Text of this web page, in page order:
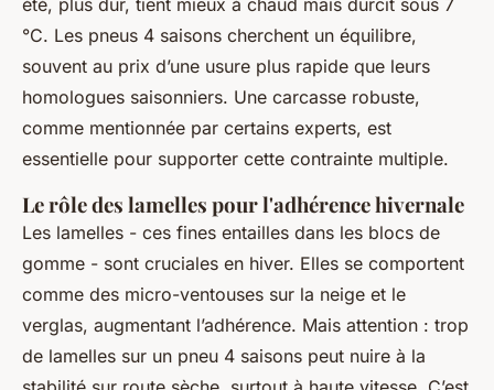
°C. Les pneus 4 saisons cherchent un équilibre,
souvent au prix d’une usure plus rapide que leurs
homologues saisonniers. Une carcasse robuste,
comme mentionnée par certains experts, est
essentielle pour supporter cette contrainte multiple.
Le rôle des lamelles pour l'adhérence hivernale
Les lamelles - ces fines entailles dans les blocs de
gomme - sont cruciales en hiver. Elles se comportent
comme des micro-ventouses sur la neige et le
verglas, augmentant l’adhérence. Mais attention : trop
de lamelles sur un pneu 4 saisons peut nuire à la